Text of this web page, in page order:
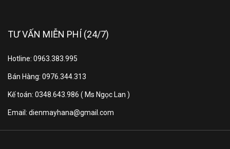
TƯ VẤN MIỄN PHÍ (24/7)
Hotline: 0963.383.995
Bán Hàng: 0976.344.313
Kế toán: 0348.643.986 ( Ms Ngọc Lan )
Email: dienmayhana@gmail.com